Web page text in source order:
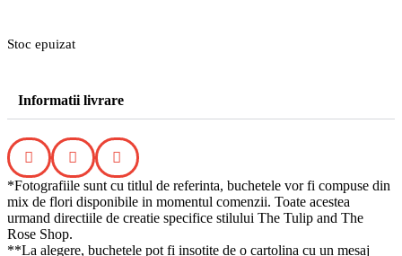
Stoc epuizat
Informatii livrare
*Fotografiile sunt cu titlul de referinta, buchetele vor fi compuse din
mix de flori disponibile in momentul comenzii. Toate acestea
urmand directiile de creatie specifice stilului The Tulip and The
Rose Shop.
**La alegere, buchetele pot fi insotite de o cartolina cu un mesaj